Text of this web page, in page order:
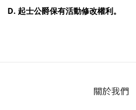
D. 起士公爵保有活動修改權利。
關於我們